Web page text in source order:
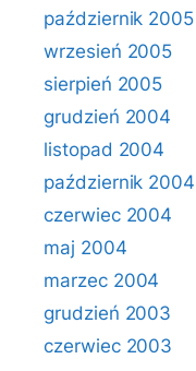
październik 2005
wrzesień 2005
sierpień 2005
grudzień 2004
listopad 2004
październik 2004
czerwiec 2004
maj 2004
marzec 2004
grudzień 2003
czerwiec 2003